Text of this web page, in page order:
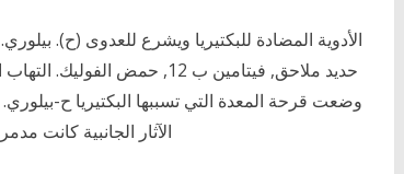
حديد ملاحق, فيتامين ب 12,
الآثار الجانبية كانت